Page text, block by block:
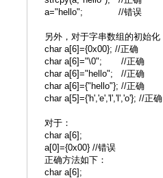
a="hello"; //错误
另外，对于字串数组的初始化
char a[6]={0x00}; //正确
char a[6]="\0"; //正确
char a[6]="hello"; //正确
char a[6]={"hello"}; //正确
char a[5]={'h','e','l','l','o'}; //正确
对于：
char a[6];
a[0]={0x00} //错误
正确方法如下：
char a[6];